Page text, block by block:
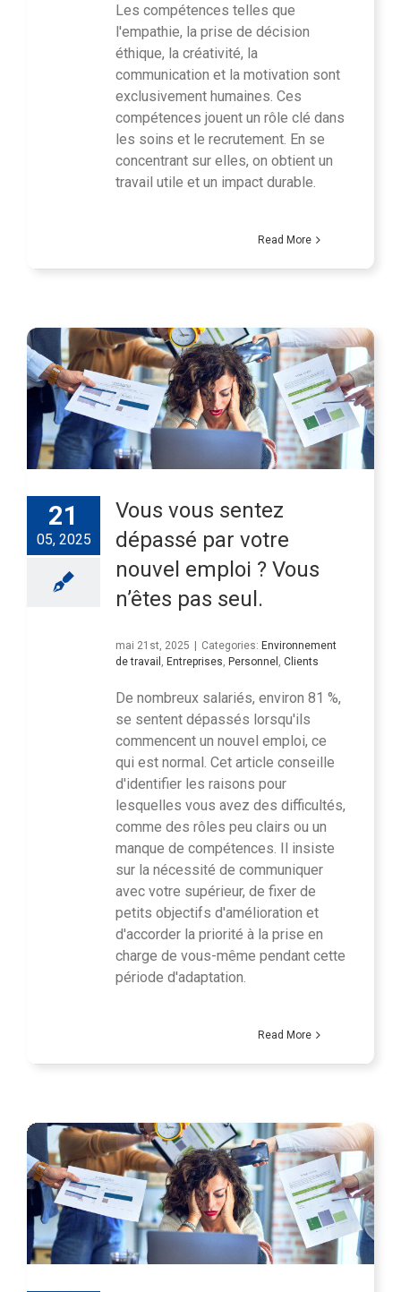
Les compétences telles que
l'empathie, la prise de décision
éthique, la créativité, la
communication et la motivation sont
exclusivement humaines. Ces
compétences jouent un rôle clé dans
les soins et le recrutement. En se
concentrant sur elles, on obtient un
travail utile et un impact durable.
Read More
21
05, 2025
Vous vous sentez
dépassé par votre
nouvel emploi ? Vous
n’êtes pas seul.
mai 21st, 2025 Categories: Environnement
de travail , Entreprises, Personnel , Clients
De nombreux salariés, environ 81 %,
se sentent dépassés lorsqu'ils
commencent un nouvel emploi, ce
qui est normal. Cet article conseille
d'identifier les raisons pour
lesquelles vous avez des difficultés,
comme des rôles peu clairs ou un
manque de compétences. Il insiste
sur la nécessité de communiquer
avec votre supérieur, de fixer de
petits objectifs d'amélioration et
d'accorder la priorité à la prise en
charge de vous-même pendant cette
période d'adaptation.
Read More